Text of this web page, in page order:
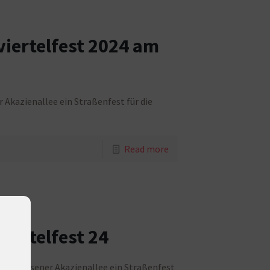
2024 am
Akazienallee ein Straßenfest für die
Read more
24
der Essener Akazienallee ein Straßenfest